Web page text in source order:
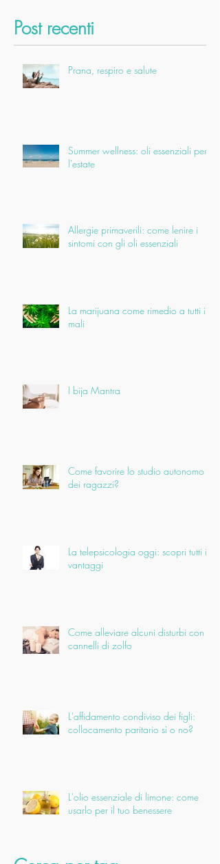
Post recenti
Prana, respiro e salute
Summer wellness: oli essenziali per
l'estate
Allergie primaverili: come lenire i
sintomi con gli oli essenziali
La marijuana come rimedio a tutti i
mali
I bija Mantra
Come favorire lo studio autonomo
dei ragazzi?
La telepsicologia oggi: scopri tutti i
vantaggi
Come alleviare alcuni disturbi con i
cannelli di zolfo
L'affidamento condiviso dei figli:
collocamento paritario sì o no?
L'olio essenziale di limone: come
usarlo per il tuo benessere